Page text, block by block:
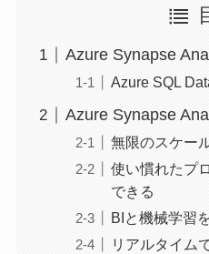
Azure Synapse
Azure SQL
Azure Synapse
無限のスケー
使い慣れたプ
できる
BIと機械学習
リアルタイム